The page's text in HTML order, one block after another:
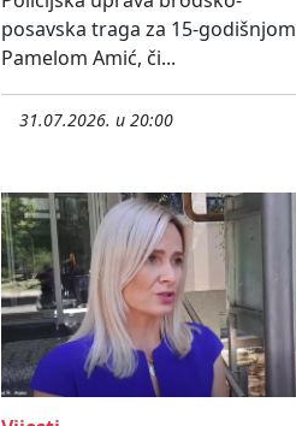
posavska traga za 15-godišnjom
Pamelom Amić, či...
31.07.2026. u 20:00